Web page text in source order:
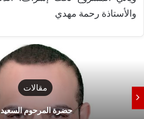
والأستاذة رحمة مهدي
مقالات
حضرة المرحوم